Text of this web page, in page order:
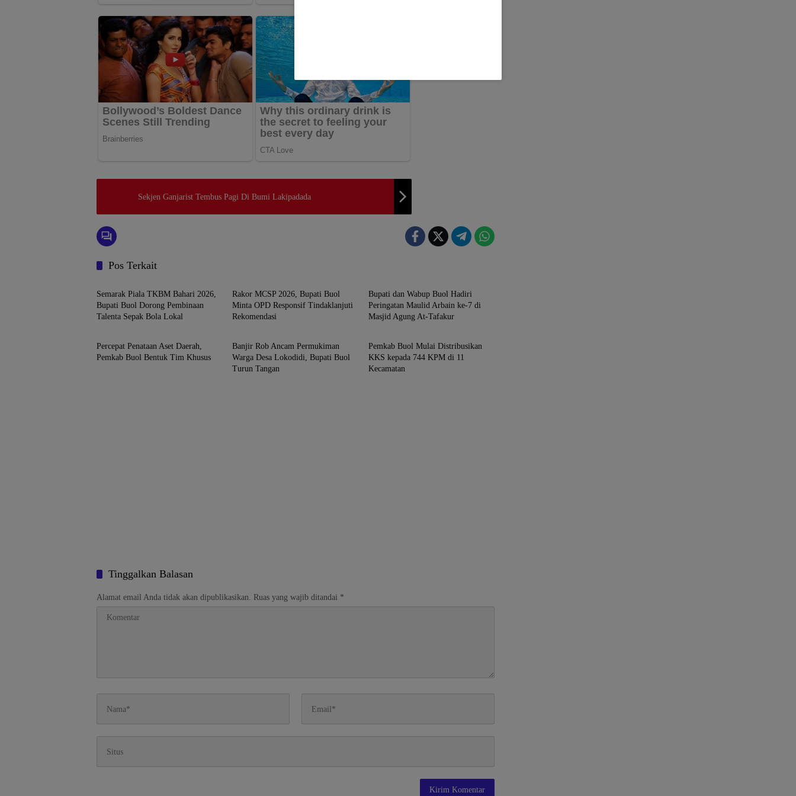
Sekjen Ganjarist Tembus Pagi Di Bumi Lakipadada
Pos Terkait
BUOL
Semarak Piala TKBM Bahari 2026,
Bupati Buol Dorong Pembinaan
Talenta Sepak Bola Lokal
Rakor MCSP 2026, Bupati Buol
Minta OPD Responsif Tindaklanjuti
Rekomendasi
Bupati dan Wabup Buol Hadiri
Peringatan Maulid Arbain ke-7 di
Masjid Agung At-Tafakur
Percepat Penataan Aset Daerah,
Pemkab Buol Bentuk Tim Khusus
Banjir Rob Ancam Permukiman
Warga Desa Lokodidi, Bupati Buol
Turun Tangan
BUOL
Pemkab Buol Mulai Distribusikan
KKS kepada 744 KPM di 11
Kecamatan
Tinggalkan Balasan
Alamat email Anda tidak akan dipublikasikan. Ruas yang wajib ditandai *